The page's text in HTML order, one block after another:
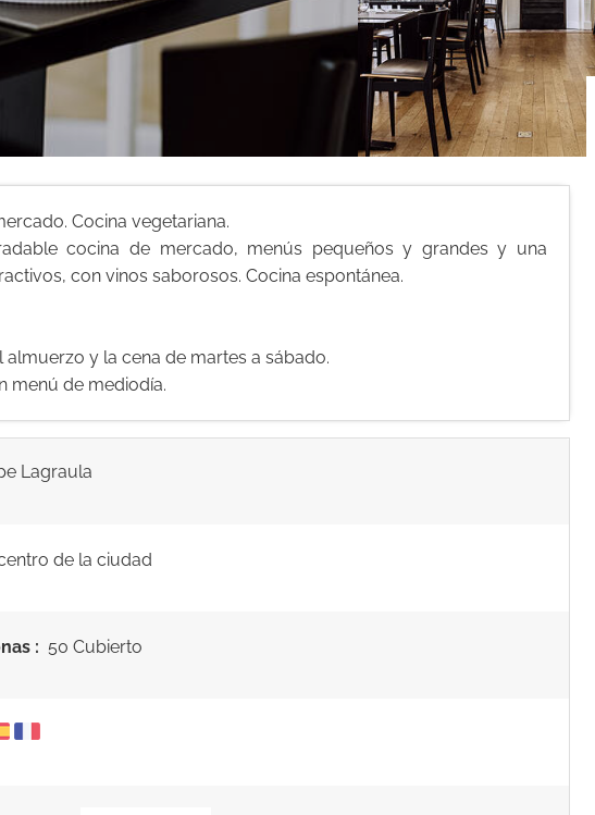
Cocina vegetariana.
cocina de mercado, menús pequeños y grandes y una
con vinos saborosos. Cocina espontánea.
almuerzo y la cena de martes a sábado.
menú de mediodía.
Lagraula
de la ciudad
: 50 Cubierto